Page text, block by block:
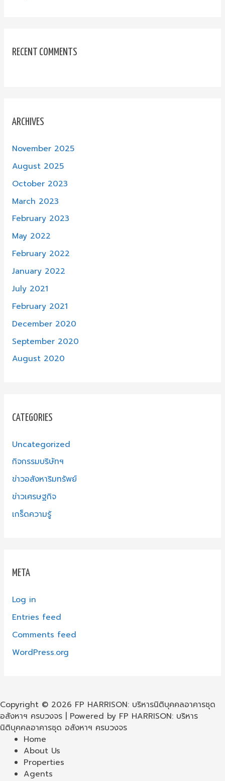
RECENT COMMENTS
ARCHIVES
November 2025
August 2025
October 2023
March 2023
February 2023
May 2022
February 2022
January 2022
July 2021
February 2021
December 2020
September 2020
August 2020
CATEGORIES
Uncategorized
กิจกรรมบริษัทฯ
ข่าวอสังหาริมทรัพย์
ข่าวเศรษฐกิจ
เกร็ดความรู้
META
Log in
Entries feed
Comments feed
WordPress.org
Copyright © 2026 FP HARRISON: บริหารนิติบุคคลอาคารชุด
อสังหาฯ ครบวงจร | Powered by FP HARRISON: บริหาร
นิติบุคคลอาคารชุด อสังหาฯ ครบวงจร
Home
About Us
Properties
Agents